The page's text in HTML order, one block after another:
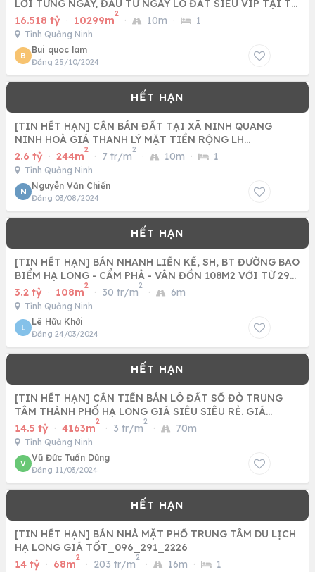
LỜI TỪNG NGÀY, ĐẦU TƯ NGAY LÔ ĐẤT SIÊU VIP TẠI TT
CÔ TÔ
16.518 tỷ · 10299m
2
· 10m · 1
Tỉnh Quảng Ninh
B
Bui quoc lam
Đăng 25/10/2024
[TIN HẾT HẠN] CẦN BÁN ĐẤT TẠI XÃ NINH QUANG
NINH HOÀ GIÁ THANH LÝ MẶT TIỀN RỘNG LH
0334041299
2.6 tỷ · 244m
2
· 7 tr/m
2
· 10m · 1
Tỉnh Quảng Ninh
N
Nguyễn Văn Chiến
Đăng 03/08/2024
[TIN HẾT HẠN] BÁN NHANH LIỀN KỀ, SH, BT ĐƯỜNG BAO
BIỂM HẠ LONG - CẨM PHẢ - VÂN ĐỒN 108M2 VỚI TỪ 29
TRIỆU/M2
3.2 tỷ · 108m
2
· 30 tr/m
2
· 6m
Tỉnh Quảng Ninh
L
Lê Hữu Khởi
Đăng 24/03/2024
[TIN HẾT HẠN] CẦN TIỀN BÁN LÔ ĐẤT SỔ ĐỎ TRUNG
TÂM THÀNH PHỐ HẠ LONG GIÁ SIÊU SIÊU RẺ. GIÁ
3.5TR/M2
14.5 tỷ · 4163m
2
· 3 tr/m
2
· 70m
Tỉnh Quảng Ninh
V
Vũ Đức Tuấn Dũng
Đăng 11/03/2024
[TIN HẾT HẠN] BÁN NHÀ MẶT PHỐ TRUNG TÂM DU LỊCH
HẠ LONG GIÁ TỐT_096_291_2226
14 tỷ · 68m
2
· 203 tr/m
2
· 16m · 1